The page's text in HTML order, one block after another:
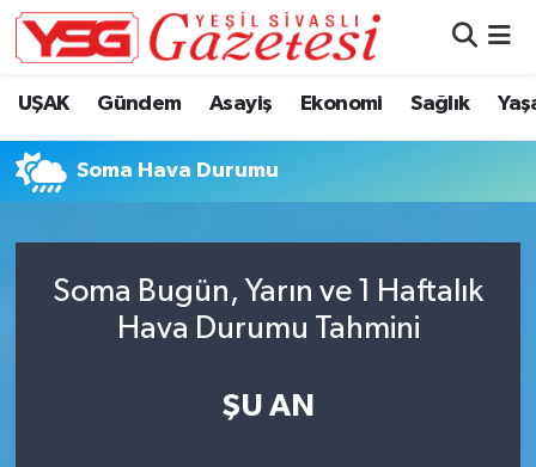
UŞAK Gündem Asayiş Ekonomi Sağlık
Soma Hava Durumu
Soma Bugün, Yarın ve 1 Haftalık
Hava Durumu Tahmini
ŞU AN
Süper Lig Puan Durumu ve Fikstür